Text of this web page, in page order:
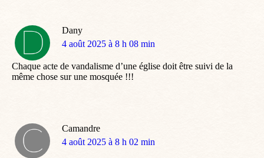
Dany
dit
4 août 2025 à 8 h 08 min
Chaque acte de vandalisme d’une église doit être suivi de la
même chose sur une mosquée !!!
Camandre
dit
4 août 2025 à 8 h 02 min